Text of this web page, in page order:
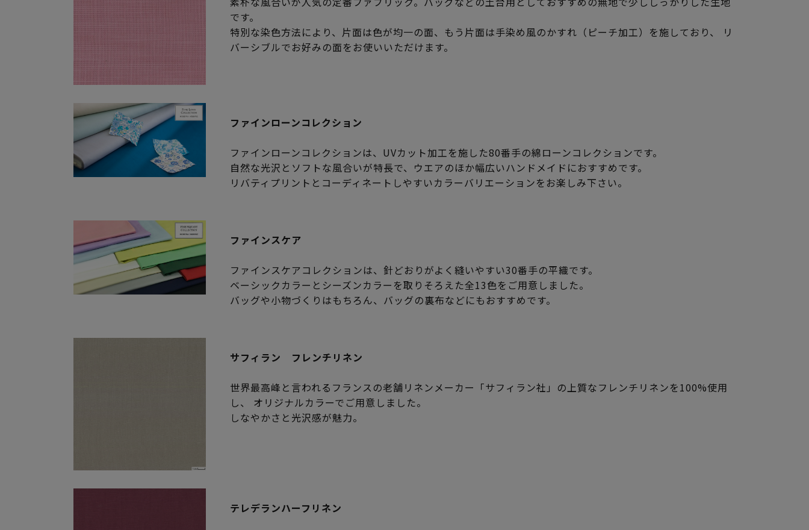
です。
特別な染色方法により、片面は色が均一の面、もう片面は手染め風のかすれ（ピーチ加工）を施しており、 リ
バーシブルでお好みの面をお使いいただけます。
ファインローンコレクション
ファインローンコレクションは、UVカット加工を施した80番手の綿ローンコレクションです。
自然な光沢とソフトな風合いが特長で、ウエアのほか幅広いハンドメイドにおすすめです。
リバティプリントとコーディネートしやすいカラーバリエーションをお楽しみ下さい。
ファインスケア
ファインスケアコレクションは、針どおりがよく縫いやすい30番手の平織です。
ベーシックカラーとシーズンカラーを取りそろえた全13色をご用意しました。
バッグや小物づくりはもちろん、バッグの裏布などにもおすすめです。
サフィラン フレンチリネン
世界最高峰と言われるフランスの老舗リネンメーカー「サフィラン社」の上質なフレンチリネンを100%使用
し、 オリジナルカラーでご用意しました。
しなやかさと光沢感が魅力。
テレデランハーフリネン